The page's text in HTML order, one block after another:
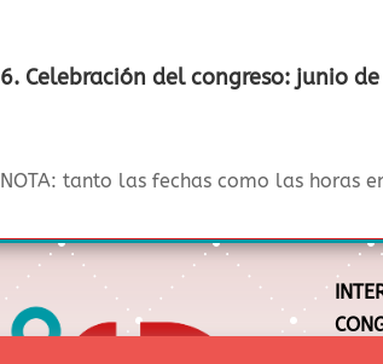
6. Celebración del congreso: junio
NOTA: tanto las fechas como las horas